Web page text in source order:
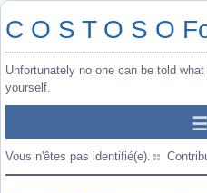
C O S T O S O
Unfortunately no one can be told
yourself.
Vous n'êtes pas identifié(e).